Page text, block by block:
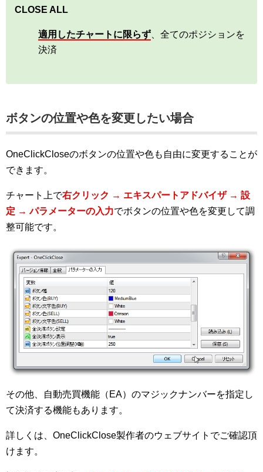
CLOSE ALL
適用したチャートに限らず 、全てのポジションを
決済
ボタンの位置や色を変更したい場合
OneClickCloseのボタンの位置や色も自由に変更することが
できます。
チャート上で右クリック → エキスパートアドバイザ → 設
定 → パラメーターの入力でボタンの位置や色を変更して調
整可能です。
その他、自動売買機能（EA）のマジックナンバーを指定し
て決済する機能もあります。
詳しくは、OneClickClose製作者のウェブサイトでご確認頂
けます。